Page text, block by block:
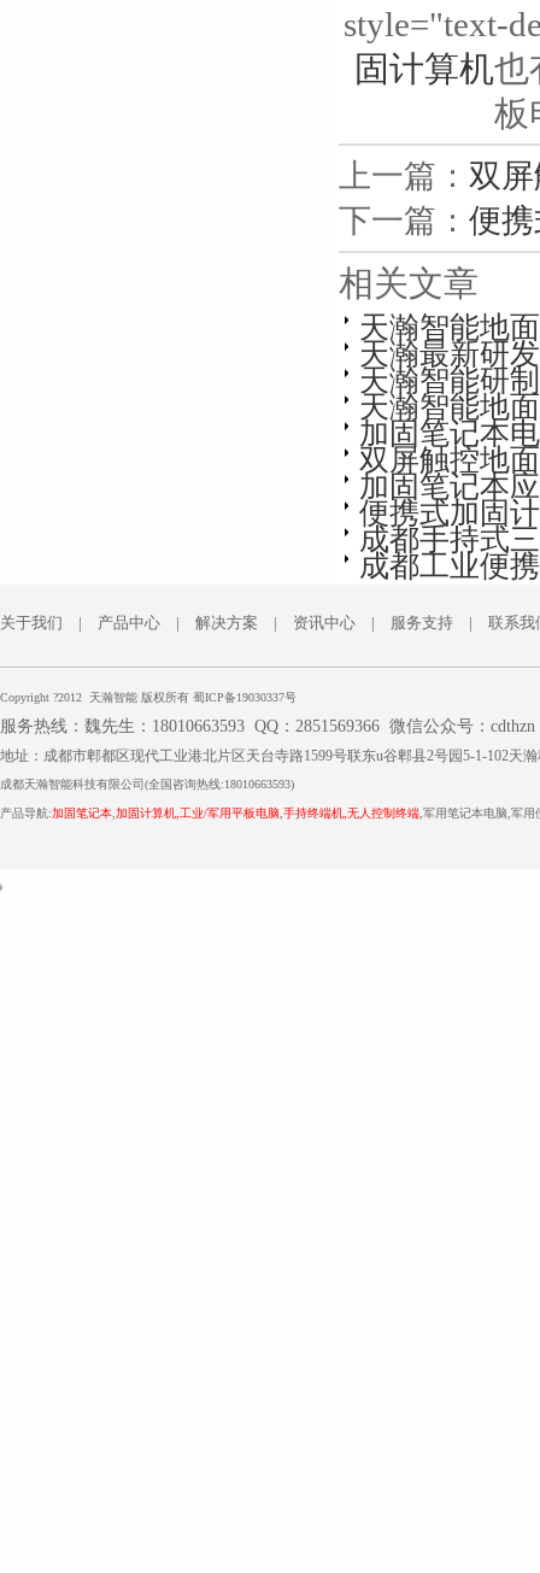
style="text-
固计算机也
板
上一篇： 双
下一篇： 便
相关文章
天瀚智能地
天瀚最新研
天瀚智能研
天瀚智能地
加固笔记本
双屏触控地
加固笔记本
便携式加固
成都手持式
成都工业便
关于我们 | 产品中心 | 解决方案 | 资讯中心 | 服务支持 | 联系我
Copyright ?2012 天瀚智能 版权所有 蜀ICP备19030337号
服务热线：魏先生：18010663593 QQ：2851569366 微信公众号：cdthzn
地址：成都市郫都区现代工业港北片区天台寺路1599号联东u谷郫县2号园5-1-102天
成都天瀚智能科技有限公司(全国咨询热线:18010663593)
产品导航:加固笔记本 加固计算机 工业/军用平板电脑 手持终端机 无人控制终端 ,军用笔记本电脑,军
家